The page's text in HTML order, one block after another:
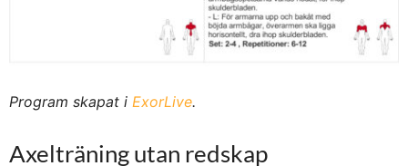
Program skapat i ExorLive.
Axelträning utan redskap